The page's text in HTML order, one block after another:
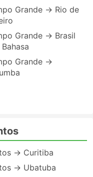
Grande → Rio de
Grande → Brasil
Grande →
→ Curitiba
→ Ubatuba